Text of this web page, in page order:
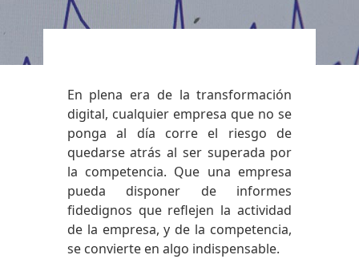
En plena era de la transformación
digital, cualquier empresa que no se
ponga al día corre el riesgo de
quedarse atrás al ser superada por
la competencia. Que una empresa
pueda disponer de informes
fidedignos que reflejen la actividad
de la empresa, y de la competencia,
se convierte en algo indispensable.